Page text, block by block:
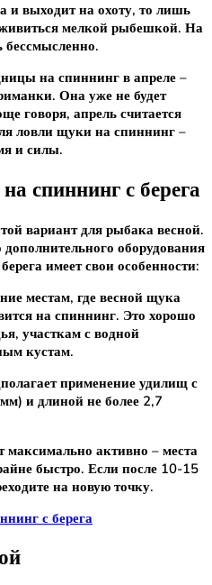
и выходит на охоту, то лишь
мелкой рыбешкой. На
бессмысленно.
на спиннинг в апреле –
Она уже не будет
говоря, апрель считается
ловли щуки на спиннинг –
и силы.
спиннинг с берега
вариант для рыбака весной.
оборудования
имеет свои особенности:
местам, где весной щука
на спиннинг. Это хорошо
участкам с водной
кустам.
применение удилищ с
и длиной не более 2,7
максимально активно – места
быстро. Если после 10-15
на новую точку.